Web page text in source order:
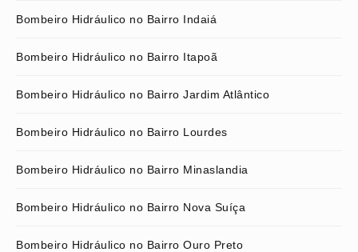
Bombeiro Hidráulico no Bairro Indaiá
Bombeiro Hidráulico no Bairro Itapoã
Bombeiro Hidráulico no Bairro Jardim Atlântico
Bombeiro Hidráulico no Bairro Lourdes
Bombeiro Hidráulico no Bairro Minaslandia
Bombeiro Hidráulico no Bairro Nova Suíça
Bombeiro Hidráulico no Bairro Ouro Preto